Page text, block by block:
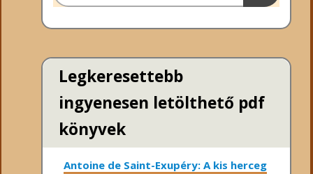
Legkeresettebb
ingyenesen letölthető pdf
könyvek
Antoine de Saint-Exupéry: A kis herceg